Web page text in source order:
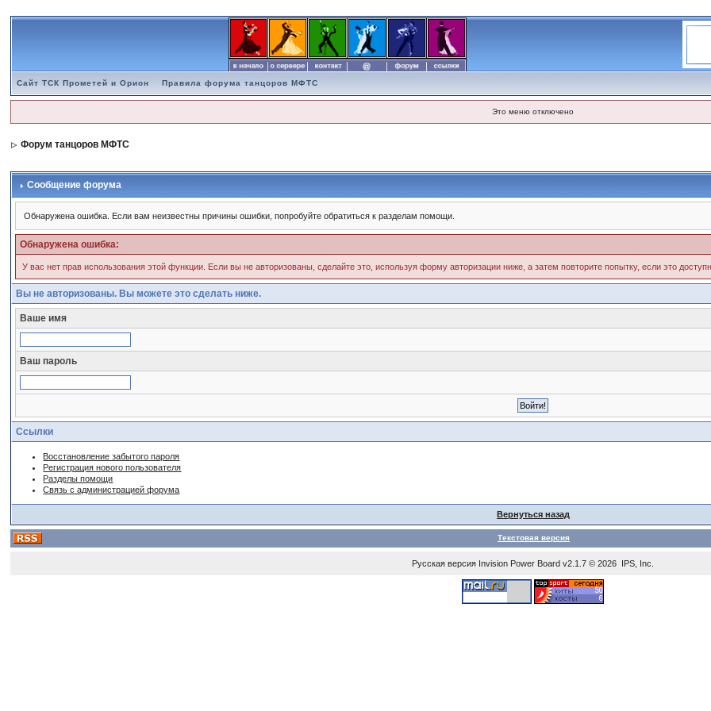
Сайт ТСК Прометей и Орион Правила форума танцоров МФТС
Это меню отключено
Форум танцоров МФТС
Сообщение форума
Обнаружена ошибка. Если вам неизвестны причины ошибки, попробуйте обратиться к разделам помощи.
Обнаружена ошибка:
У вас нет прав использования этой функции. Если вы не авторизованы, сделайте это, используя форму авторизации ниже, а затем повторите попытку, если это
Вы не авторизованы. Вы можете это сделать ниже.
Ваше имя
Ваш пароль
Ссылки
Восстановление забытого пароля
Регистрация нового пользователя
Разделы помощи
Связь с администрацией форума
Вернуться назад
Текстовая версия
Русская версия Invision Power Board v2.1.7 © 2026 IPS, Inc.